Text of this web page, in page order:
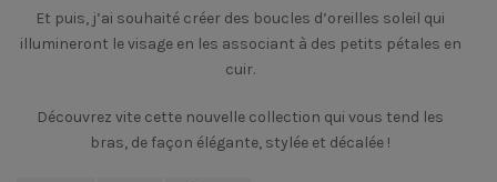
Et puis, j’ai souhaité créer des boucles d’oreilles soleil qui
illumineront le visage en les associant à des petits pétales en
cuir.
Découvrez vite cette nouvelle collection qui vous tend les
bras, de façon élégante, stylée et décalée !